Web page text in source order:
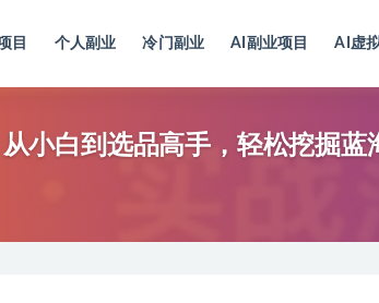
目 个人副业 冷门副业 AI副业项目 AI虚
小白到选品高手，轻松挖掘蓝